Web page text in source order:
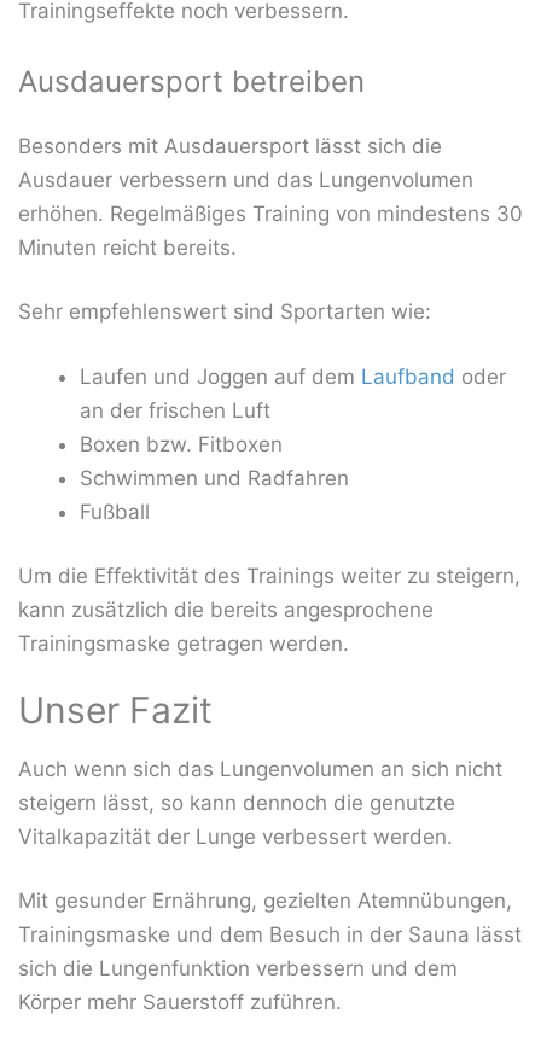
Trainingseffekte noch verbessern.
Ausdauersport betreiben
Besonders mit Ausdauersport lässt sich die
Ausdauer verbessern und das Lungenvolumen
erhöhen. Regelmäßiges Training von mindestens 30
Minuten reicht bereits.
Sehr empfehlenswert sind Sportarten wie:
Laufen und Joggen auf dem Laufband oder
an der frischen Luft
Boxen bzw. Fitboxen
Schwimmen und Radfahren
Fußball
Um die Effektivität des Trainings weiter zu steigern,
kann zusätzlich die bereits angesprochene
Trainingsmaske getragen werden.
Unser Fazit
Auch wenn sich das Lungenvolumen an sich nicht
steigern lässt, so kann dennoch die genutzte
Vitalkapazität der Lunge verbessert werden.
Mit gesunder Ernährung, gezielten Atemnübungen,
Trainingsmaske und dem Besuch in der Sauna lässt
sich die Lungenfunktion verbessern und dem
Körper mehr Sauerstoff zuführen.